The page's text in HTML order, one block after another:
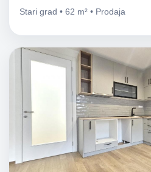
Stari grad • 62 m² • Prodaja